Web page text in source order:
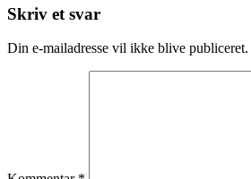
Skriv et svar
Din e-mailadresse vil ikke blive publiceret.